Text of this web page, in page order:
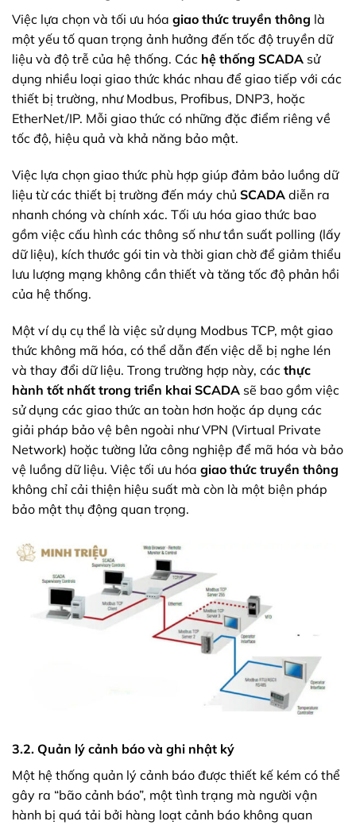
Việc lựa chọn và tối ưu hóa giao thức truyền thông là
một yếu tố quan trọng ảnh hưởng đến tốc độ truyền dữ
liệu và độ trễ của hệ thống. Các hệ thống SCADA sử
dụng nhiều loại giao thức khác nhau để giao tiếp với các
thiết bị trường, như Modbus, Profibus, DNP3, hoặc
EtherNet/IP. Mỗi giao thức có những đặc điểm riêng về
tốc độ, hiệu quả và khả năng bảo mật.
Việc lựa chọn giao thức phù hợp giúp đảm bảo luồng dữ
liệu từ các thiết bị trường đến máy chủ SCADA diễn ra
nhanh chóng và chính xác. Tối ưu hóa giao thức bao
gồm việc cấu hình các thông số như tần suất polling (lấy
dữ liệu), kích thước gói tin và thời gian chờ để giảm thiểu
lưu lượng mạng không cần thiết và tăng tốc độ phản hồi
của hệ thống.
Một ví dụ cụ thể là việc sử dụng Modbus TCP, một giao
thức không mã hóa, có thể dẫn đến việc dễ bị nghe lén
và thay đổi dữ liệu. Trong trường hợp này, các thực
hành tốt nhất trong triển khai SCADA sẽ bao gồm việc
sử dụng các giao thức an toàn hơn hoặc áp dụng các
giải pháp bảo vệ bên ngoài như VPN (Virtual Private
Network) hoặc tường lửa công nghiệp để mã hóa và bảo
vệ luồng dữ liệu. Việc tối ưu hóa giao thức truyền thông
không chỉ cải thiện hiệu suất mà còn là một biện pháp
bảo mật thụ động quan trọng.
3.2. Quản lý cảnh báo và ghi nhật ký
Một hệ thống quản lý cảnh báo được thiết kế kém có thể
gây ra “bão cảnh báo”, một tình trạng mà người vận
hành bị quá tải bởi hàng loạt cảnh báo không quan